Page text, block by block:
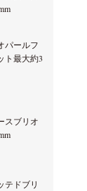
パールフ
ト最大約3
スブリオ
テドブリ